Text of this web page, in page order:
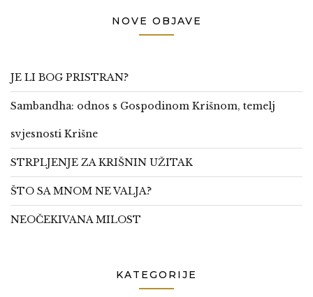
NOVE OBJAVE
JE LI BOG PRISTRAN?
Sambandha: odnos s Gospodinom Krišnom, temelj
svjesnosti Krišne
STRPLJENJE ZA KRIŠNIN UŽITAK
ŠTO SA MNOM NE VALJA?
NEOČEKIVANA MILOST
KATEGORIJE